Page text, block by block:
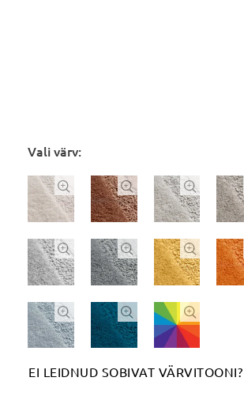
Vali värv:
  
  
  
EI LEIDNUD SOBIVAT VÄRVITOONI?